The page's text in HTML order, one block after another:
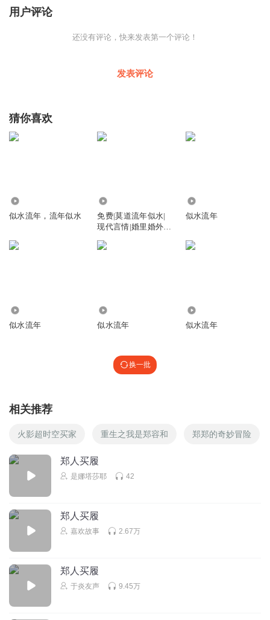
用户评论
还没有评论，快来发表第一个评论！
发表评论
猜你喜欢
似水流年，流年似水
免费|莫道流年似水|
现代言情|婚里婚外|
似水流年
似水流年 似水流年 似水流年
换一批
相关推荐
火影超时空买家 重生之我是郑容和 郑郑的奇妙冒险
郑人买履
是娜塔莎耶 42
郑人买履
嘉欢故事 2.67万
郑人买履
于炎友声 9.45万